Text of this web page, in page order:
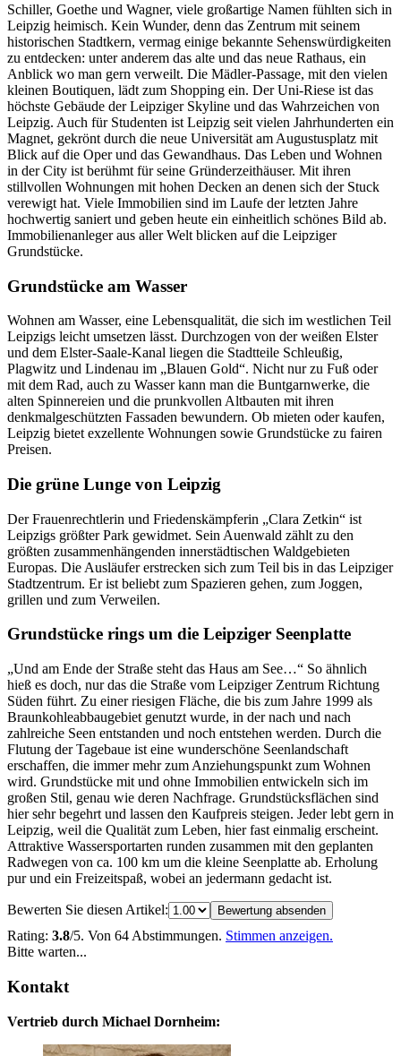
Schiller, Goethe und Wagner, viele großartige Namen fühlten sich in
Leipzig heimisch. Kein Wunder, denn das Zentrum mit seinem
historischen Stadtkern, vermag einige bekannte Sehenswürdigkeiten
zu entdecken: unter anderem das alte und das neue Rathaus, ein
Anblick wo man gern verweilt. Die Mädler-Passage, mit den vielen
kleinen Boutiquen, lädt zum Shopping ein. Der Uni-Riese ist das
höchste Gebäude der Leipziger Skyline und das Wahrzeichen von
Leipzig. Auch für Studenten ist Leipzig seit vielen Jahrhunderten ein
Magnet, gekrönt durch die neue Universität am Augustusplatz mit
Blick auf die Oper und das Gewandhaus. Das Leben und Wohnen
in der City ist berühmt für seine Gründerzeithäuser. Mit ihren
stillvollen Wohnungen mit hohen Decken an denen sich der Stuck
verewigt hat. Viele Immobilien sind im Laufe der letzten Jahre
hochwertig saniert und geben heute ein einheitlich schönes Bild ab.
Immobilienanleger aus aller Welt blicken auf die Leipziger
Grundstücke.
Grundstücke am Wasser
Wohnen am Wasser, eine Lebensqualität, die sich im westlichen Teil
Leipzigs leicht umsetzen lässt. Durchzogen von der weißen Elster
und dem Elster-Saale-Kanal liegen die Stadtteile Schleußig,
Plagwitz und Lindenau im „Blauen Gold“. Nicht nur zu Fuß oder
mit dem Rad, auch zu Wasser kann man die Buntgarnwerke, die
alten Spinnereien und die prunkvollen Altbauten mit ihren
denkmalgeschützten Fassaden bewundern. Ob mieten oder kaufen,
Leipzig bietet exzellente Wohnungen sowie Grundstücke zu fairen
Preisen.
Die grüne Lunge von Leipzig
Der Frauenrechtlerin und Friedenskämpferin „Clara Zetkin“ ist
Leipzigs größter Park gewidmet. Sein Auenwald zählt zu den
größten zusammenhängenden innerstädtischen Waldgebieten
Europas. Die Ausläufer erstrecken sich zum Teil bis in das Leipziger
Stadtzentrum. Er ist beliebt zum Spazieren gehen, zum Joggen,
grillen und zum Verweilen.
Grundstücke rings um die Leipziger Seenplatte
„Und am Ende der Straße steht das Haus am See…“ So ähnlich
hieß es doch, nur das die Straße vom Leipziger Zentrum Richtung
Süden führt. Zu einer riesigen Fläche, die bis zum Jahre 1999 als
Braunkohleabbaugebiet genutzt wurde, in der nach und nach
zahlreiche Seen entstanden und noch entstehen werden. Durch die
Flutung der Tagebaue ist eine wunderschöne Seenlandschaft
erschaffen, die immer mehr zum Anziehungspunkt zum Wohnen
wird. Grundstücke mit und ohne Immobilien entwickeln sich im
großen Stil, genau wie deren Nachfrage. Grundstücksflächen sind
hier sehr begehrt und lassen den Kaufpreis steigen. Jeder lebt gern in
Leipzig, weil die Qualität zum Leben, hier fast einmalig erscheint.
Attraktive Wassersportarten runden zusammen mit den geplanten
Radwegen von ca. 100 km um die kleine Seenplatte ab. Erholung
pur und ein Freizeitspaß, wobei an jedermann gedacht ist.
Bewerten Sie diesen Artikel: Bewertung absenden
Rating: 3.8/5. Von 64 Abstimmungen. Stimmen anzeigen.
Bitte warten...
Kontakt
Vertrieb durch Michael Dornheim: